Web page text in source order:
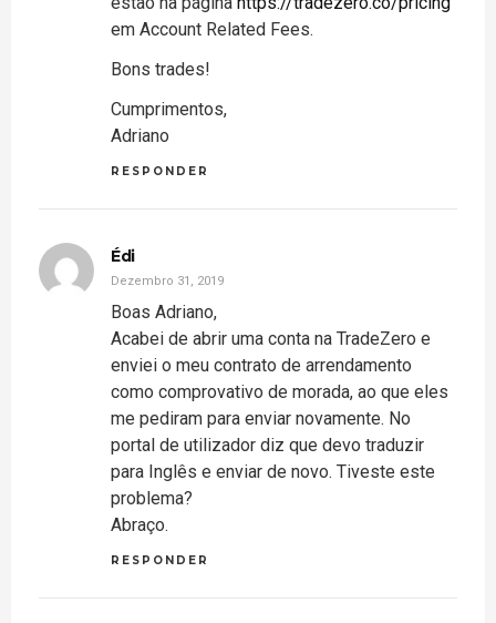
em Account Related Fees.
Bons trades!
Cumprimentos,
Adriano
RESPONDER
Édi
Dezembro 31, 2019
Boas Adriano,
Acabei de abrir uma conta na TradeZero e
enviei o meu contrato de arrendamento
como comprovativo de morada, ao que eles
me pediram para enviar novamente. No
portal de utilizador diz que devo traduzir
para Inglês e enviar de novo. Tiveste este
problema?
Abraço.
RESPONDER